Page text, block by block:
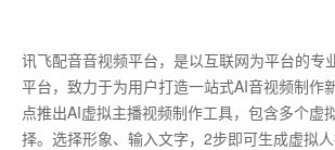
讯飞配音音视频平台，是以互联网为平台的专
平台，致力于为用户打造一站式AI音视频制作
点推出AI虚拟主播视频制作工具，包含多个虚
择。选择形象、输入文字，2步即可生成虚拟